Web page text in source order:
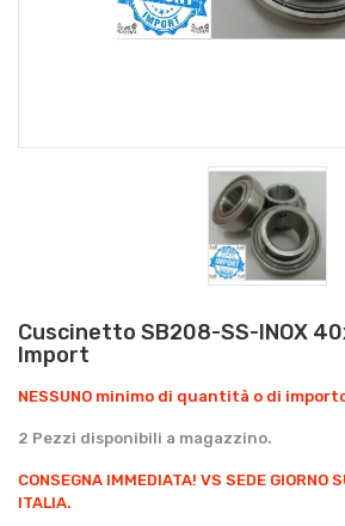
Cuscinetto SB208-SS-INOX
Import
NESSUNO minimo di quantità o di
2 Pezzi disponibili a magazzino.
CONSEGNA IMMEDIATA! VS SEDE GIORNO
ITALIA.